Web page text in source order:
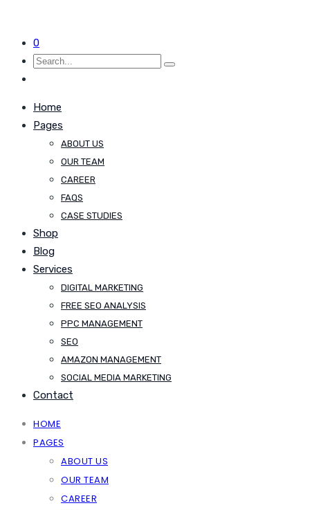
0
Home
Pages
ABOUT US
OUR TEAM
CAREER
FAQS
CASE STUDIES
Shop
Blog
Services
DIGITAL MARKETING
FREE SEO ANALYSIS
PPC MANAGEMENT
SEO
AMAZON MANAGEMENT
SOCIAL MEDIA MARKETING
Contact
HOME
PAGES
ABOUT US
OUR TEAM
CAREER